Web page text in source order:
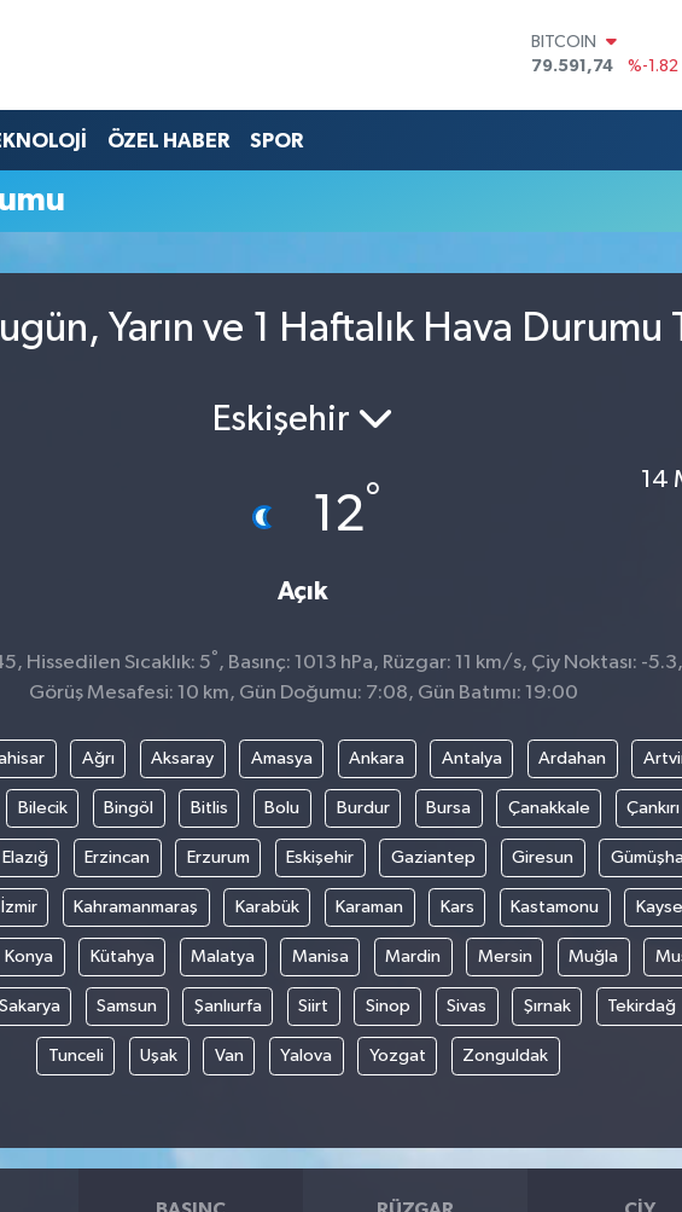
BITCOIN
79.591,74
%-1.82
45,43620
%0.02
14.598,00
ÖZEL HABER SPOR
Yarın ve 1 Haftalık Hava Durumu
Eskişehir
12°
Açık
14
Hissedilen Sıcaklık: 5°, Basınç: 1013 hPa, Rüzgar: 11 km/s, Çiy Noktası: -5.3,
Görüş Mesafesi: 10 km, Gün Doğumu: 7:08, Gün Batımı: 19:00
Ağrı Aksaray Amasya Ankara Antalya Ardahan
Bilecik Bingöl Bitlis Bolu Burdur Bursa Çanakkale Çankırı
Elazığ Erzincan Erzurum Eskişehir Gaziantep Giresun
İzmir Kahramanmaraş Karabük Karaman Kars Kastamonu
Konya Kütahya Malatya Manisa Mardin Mersin Muğla
Sakarya Samsun Şanlıurfa Siirt Sinop Sivas Şırnak Tekirdağ
Tunceli Uşak Van Yalova Yozgat Zonguldak